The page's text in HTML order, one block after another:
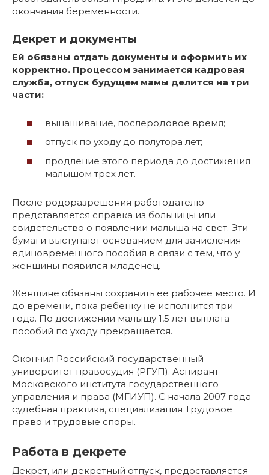
окончания беременности.
Декрет и документы
Ей обязаны отдать документы и оформить их
корректно. Процессом занимается кадровая
служба, отпуск будущем мамы делится на три
части:
вынашивание, послеродовое время;
отпуск по уходу до полутора лет;
продление этого периода до достижения
малышом трех лет.
После родоразрешения работодателю
представляется справка из больницы или
свидетельство о появлении малыша на свет. Эти
бумаги выступают основанием для зачисления
единовременного пособия в связи с тем, что у
женщины появился младенец.
Женщине обязаны сохранить ее рабочее место. И
до времени, пока ребенку не исполнится три
года. По достижении малышу 1,5 лет выплата
пособий по уходу прекращается.
Окончил Российский государственный
университет правосудия (РГУП). Аспирант
Московского института государственного
управления и права (МГИУП). С начала 2007 года
судебная практика, специализация Трудовое
право и трудовые споры.
Работа в декрете
Декрет, или декретный отпуск, предоставляется